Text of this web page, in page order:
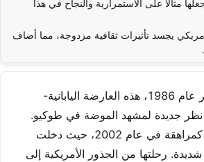
مثالاً على الاستمرارية والنجاح في هذا
أمريكي يجسد تأثيرات ثقافية مزدوجة، مما أضاف
ولدت في نيو هامبشاير عام 1986، هذه العارضة اليابانية-
نظر جديدة لمشهد الموضة في طوكيو.
بدأت مسيرتها المهنية كمراهقة في عام 2002، حيث دخلت
رحلتها من الجذور الأمريكية إلى